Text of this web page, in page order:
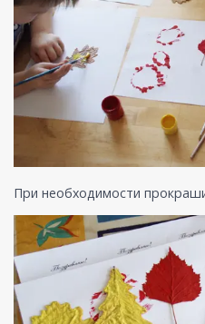
При необходимости